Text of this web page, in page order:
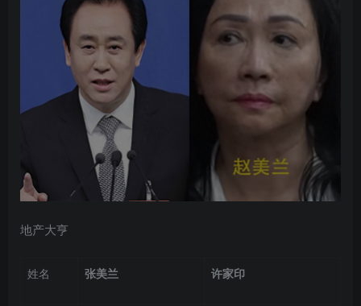
地产大亨
姓名 张美兰 许家印